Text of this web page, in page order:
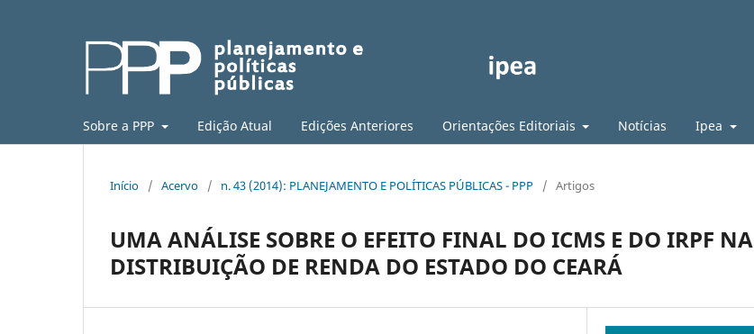
Sobre a PPP Edição Atual Edições Anteriores Orientações Editoriais Notícias Ipea
Início / Acervo / n. 43 (2014): PLANEJAMENTO E POLÍTICAS PÚBLICAS - PPP / Artigos
UMA ANÁLISE SOBRE O EFEITO FINAL DO ICMS E DO IRPF NA
DISTRIBUIÇÃO DE RENDA DO ESTADO DO CEARÁ